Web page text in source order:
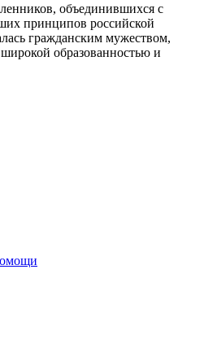
объединившихся с
принципов российской
гражданским мужеством,
образованностью и